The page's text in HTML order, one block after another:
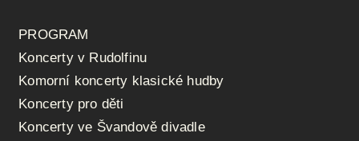
PROGRAM
Koncerty v Rudolfinu
Komorní koncerty klasické hudby
Koncerty pro děti
Koncerty ve Švandově divadle